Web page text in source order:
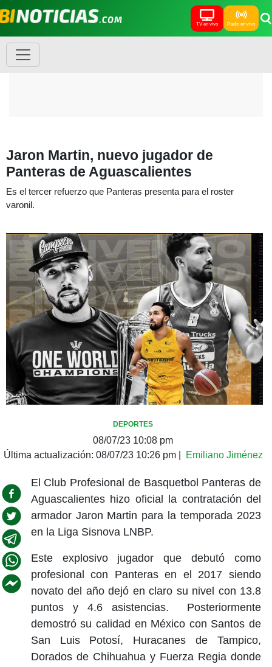
TV en vivo Radio en vivo
Jaron Martin, nuevo jugador de
Panteras de Aguascalientes
Es el tercer refuerzo que Panteras presenta para el roster
varonil.
DEPORTES
08/07/23 10:08 pm
Última actualización: 08/07/23 10:26 pm| Emiliano Jiménez
El Club Profesional de Basquetbol Panteras de
Aguascalientes hizo oficial la contratación del
armador Jaron Martin para la temporada 2023
en la Liga Sisnova LNBP.
Este explosivo jugador que debutó como
profesional con Panteras en el 2017 siendo
novato del año dejó en claro su nivel con 13.8
puntos y 4.6 asistencias. Posteriormente
demostró su calidad en México con Santos de
San Luis Potosí, Huracanes de Tampico,
Dorados de Chihuahua y Fuerza Regia donde